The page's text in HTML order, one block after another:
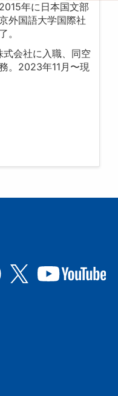
年に日本国文部
外国語大学国際社
。
会社に入職、同空
。2023年11月〜現